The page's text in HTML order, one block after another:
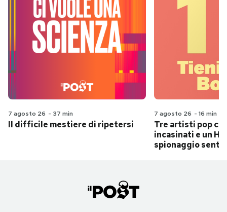
7 agosto 26 - 37 min
Il difficile mestiere di ripetersi
7 agosto 26 - 16 min
Tre artisti pop
incasinati e un
spionaggio